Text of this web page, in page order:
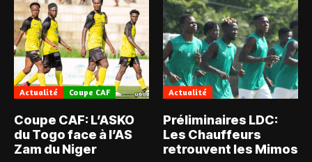
Actualité Coupe CAF
Coupe CAF: L’ASKO
du Togo face à l’AS
Zam du Niger
Actualité
Préliminaires LDC:
Les Chauffeurs
retrouvent les Mimos